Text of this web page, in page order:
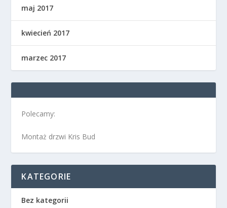
maj 2017
kwiecień 2017
marzec 2017
Polecamy:
Montaż drzwi Kris Bud
KATEGORIE
Bez kategorii